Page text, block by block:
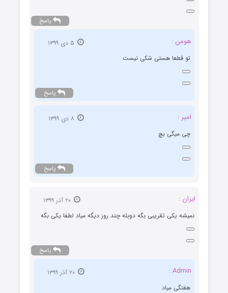
پاسخ
هومن :
تو قطعا هستی شکی نیست
پاسخ
امیر :
چی میگی بچ
پاسخ
ایران :
نمیشه یکی تقریبی بگه دوبله چند روز دیگه میاد لطفا یکی بگه
پاسخ
Admin :
هفتگی میاد